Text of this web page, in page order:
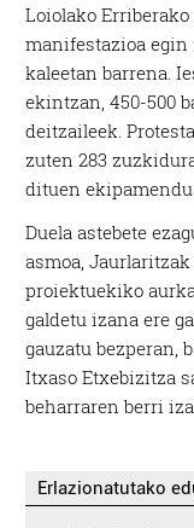
Loiolako
manifestazioa egin
kaleetan barrena.
ekintzan, 450-500
deitzaileek.
zuten 283
dituen
Duela astebete
asmoa,
proiektuekiko
galdetu izana ere
gauzatu bezperan,
Itxaso Etxebizitza
beharraren berri
Erlazionatutako